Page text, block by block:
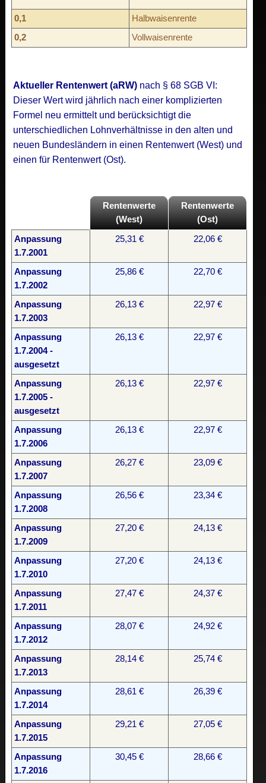
0,1
Halbwaisenrente
0,2
Vollwaisenrente
Aktueller Rentenwert (aRW) nach § 68 SGB VI:
Dieser Wert wird jährlich nach einer komplizierten
Formel neu ermittelt und berücksichtigt die
unterschiedlichen Lohnverhältnisse in den alten und
neuen Bundesländern in einen Rentenwert (West) und
einen für Rentenwert (Ost).
Rentenwerte
(West)
Rentenwerte
(Ost)
Anpassung
1.7.2001
25,31 € 22,06 €
Anpassung
1.7.2002
25,86 € 22,70 €
Anpassung
1.7.2003
26,13 € 22,97 €
Anpassung
1.7.2004 -
ausgesetzt
26,13 € 22,97 €
Anpassung
1.7.2005 -
ausgesetzt
26,13 € 22,97 €
Anpassung
1.7.2006
26,13 € 22,97 €
Anpassung
1.7.2007
26,27 € 23,09 €
Anpassung
1.7.2008
26,56 € 23,34 €
Anpassung
1.7.2009
27,20 € 24,13 €
Anpassung
1.7.2010
27,20 € 24,13 €
Anpassung
1.7.2011
27,47 € 24,37 €
Anpassung
1.7.2012
28,07 € 24,92 €
Anpassung
1.7.2013
28,14 € 25,74 €
Anpassung
1.7.2014
28,61 € 26,39 €
Anpassung
1.7.2015
29,21 € 27,05 €
Anpassung
1.7.2016
30,45 € 28,66 €